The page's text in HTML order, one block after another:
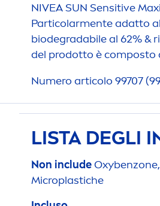
NIVEASUN Sensitive
Particolarmente adatto
biodegradabile al 62% &
del prodotto è composto
Numero articolo 99707
LISTA DEGLI
Non include
Microplastiche